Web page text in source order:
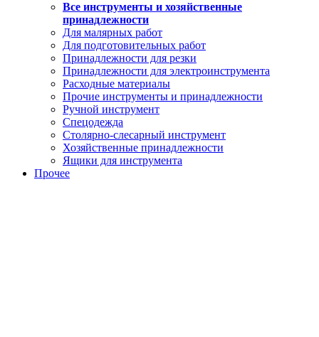
Все инструменты и хозяйственные
принадлежности
Для малярных работ
Для подготовительных работ
Принадлежности для резки
Принадлежности для электроинструмента
Расходные материалы
Прочие инструменты и принадлежности
Ручной инструмент
Спецодежда
Столярно-слесарный инструмент
Хозяйственные принадлежности
Ящики для инструмента
Прочее